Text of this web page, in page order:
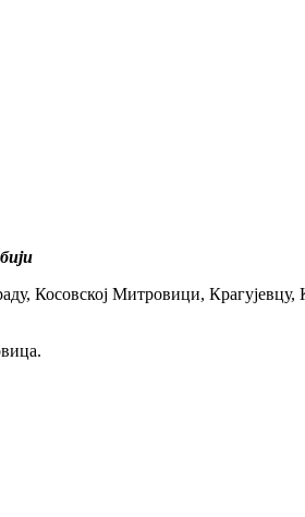
Косовској Митровици, Крагујевцу,